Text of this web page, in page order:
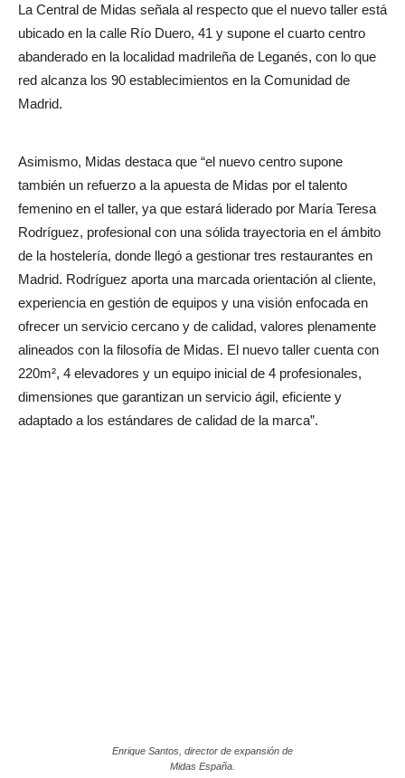
La Central de Midas señala al respecto que el nuevo taller está
ubicado en la calle Río Duero, 41 y supone el cuarto centro
abanderado en la localidad madrileña de Leganés, con lo que
red alcanza los 90 establecimientos en la Comunidad de
Madrid.
Asimismo, Midas destaca que “el nuevo centro supone
también un refuerzo a la apuesta de Midas por el talento
femenino en el taller, ya que estará liderado por María Teresa
Rodríguez, profesional con una sólida trayectoria en el ámbito
de la hostelería, donde llegó a gestionar tres restaurantes en
Madrid. Rodríguez aporta una marcada orientación al cliente,
experiencia en gestión de equipos y una visión enfocada en
ofrecer un servicio cercano y de calidad, valores plenamente
alineados con la filosofía de Midas. El nuevo taller cuenta con
220m², 4 elevadores y un equipo inicial de 4 profesionales,
dimensiones que garantizan un servicio ágil, eficiente y
adaptado a los estándares de calidad de la marca”.
Enrique Santos, director de expansión de
Midas España.